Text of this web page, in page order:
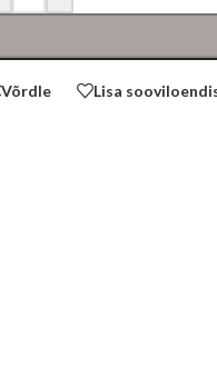
Võrdle Lisa